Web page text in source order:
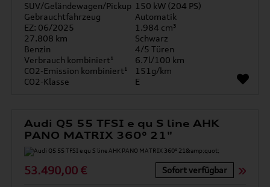
SUV/Geländewagen/Pickup 150 kW (204 PS)
Gebrauchtfahrzeug
Automatik
EZ: 06/2025
1.984 cm³
27.808 km
Schwarz
Benzin
4/5 Türen
Verbrauch kombiniert¹
6.7l/100 km
CO2-Emission kombiniert¹
151g/km
CO2-Klasse
E
Audi Q5 55 TFSI e qu S line AHK
PANO MATRIX 360° 21"
53.490,00 € Sofort verfügbar